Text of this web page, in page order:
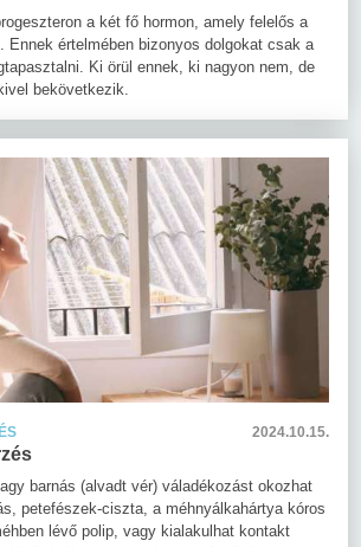
a két fő hormon, amely felelős a
Ennek értelmében bizonyos dolgokat csak a
Ki örül ennek, ki nagyon nem, de
bekövetkezik.
2024.10.15.
barnás (alvadt vér) váladékozást okozhat
petefészek-ciszta, a méhnyálkahártya kóros
lévő polip, vagy kialakulhat kontakt